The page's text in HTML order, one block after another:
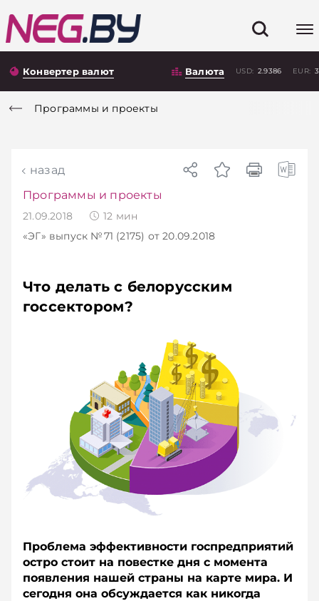
Конвертер валют Валюта USD: 2.9386 EUR:
Программы и проекты
назад
Программы и проекты
21.09.2018 12 мин
«ЭГ» выпуск №71 (2175) от 20.09.2018
Что делать с белорусским
госсектором?
Проблема эффективности госпредприятий
остро стоит на повестке дня с момента
появления нашей страны на карте мира. И
сегодня она обсуждается как никогда